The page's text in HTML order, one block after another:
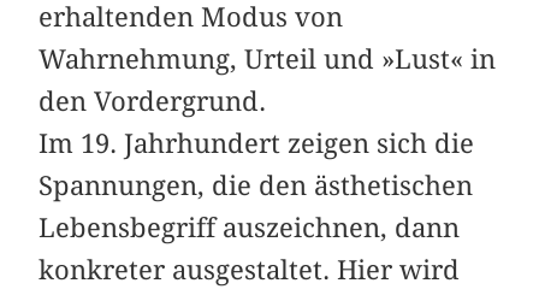
erhaltenden Modus von
Wahrnehmung, Urteil und »Lust« in
den Vordergrund.
Im 19. Jahrhundert zeigen sich die
Spannungen, die den ästhetischen
Lebensbegriff auszeichnen, dann
konkreter ausgestaltet. Hier wird